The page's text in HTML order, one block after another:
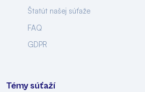
Štatút našej súťaže
FAQ
GDPR
Témy súťaží